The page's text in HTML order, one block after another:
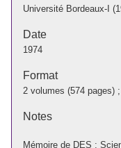
Université Bordeaux-I
Date
1974
Format
2 volumes (574 pages)
Notes
Mémoire de DES :